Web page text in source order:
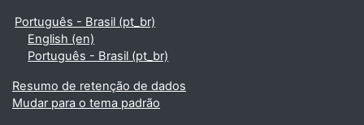
Português - Brasil ‎(pt_br)‎
English ‎(en)‎
Português - Brasil ‎(pt_br)‎
Resumo de retenção de dados
Mudar para o tema padrão